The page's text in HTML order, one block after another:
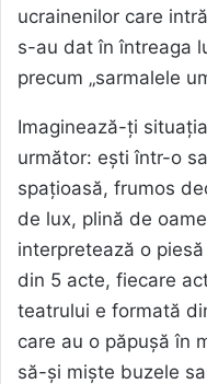
ucrainenilor care
s-au dat în întreaga
precum „sarmalele
Imaginează-ți
următor: ești într-o
spațioasă, frumos
de lux, plină de
interpretează o
din 5 acte, fiecare
teatrului e formată
care au o păpușă în
să-și miște buzele